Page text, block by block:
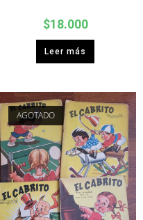
$18.000
Leer más
AGOTADO